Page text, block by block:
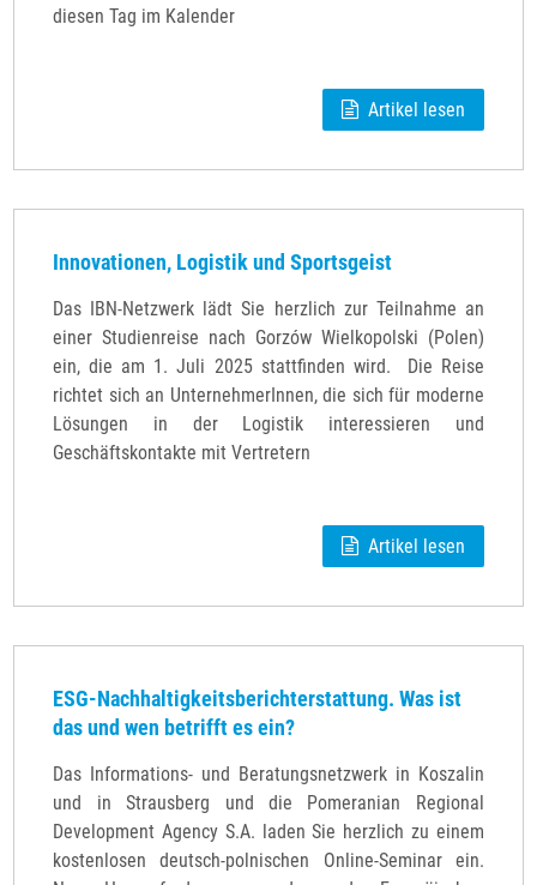
diesen Tag im Kalender
Artikel lesen
Innovationen, Logistik und Sportsgeist
Das IBN-Netzwerk lädt Sie herzlich zur Teilnahme an
einer Studienreise nach Gorzów Wielkopolski (Polen)
ein, die am 1. Juli 2025 stattfinden wird. Die Reise
richtet sich an UnternehmerInnen, die sich für moderne
Lösungen in der Logistik interessieren und
Geschäftskontakte mit Vertretern
Artikel lesen
ESG-Nachhaltigkeitsberichterstattung. Was ist
das und wen betrifft es ein?
Das Informations- und Beratungsnetzwerk in Koszalin
und in Strausberg und die Pomeranian Regional
Development Agency S.A. laden Sie herzlich zu einem
kostenlosen deutsch-polnischen Online-Seminar ein.